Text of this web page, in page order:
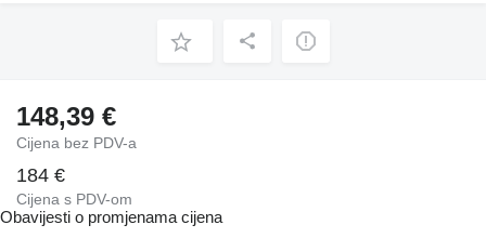
148,39 €
Cijena bez PDV-a
184 €
Cijena s PDV-om
Obavijesti o promjenama cijena